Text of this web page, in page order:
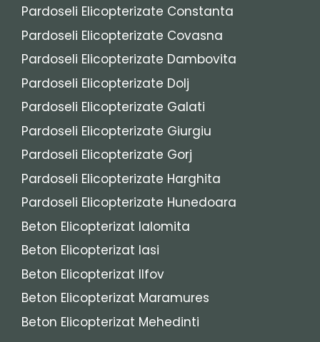
Pardoseli Elicopterizate Constanta
Pardoseli Elicopterizate Covasna
Pardoseli Elicopterizate Dambovita
Pardoseli Elicopterizate Dolj
Pardoseli Elicopterizate Galati
Pardoseli Elicopterizate Giurgiu
Pardoseli Elicopterizate Gorj
Pardoseli Elicopterizate Harghita
Pardoseli Elicopterizate Hunedoara
Beton Elicopterizat Ialomita
Beton Elicopterizat Iasi
Beton Elicopterizat Ilfov
Beton Elicopterizat Maramures
Beton Elicopterizat Mehedinti